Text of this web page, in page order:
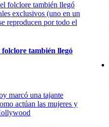
también llegó